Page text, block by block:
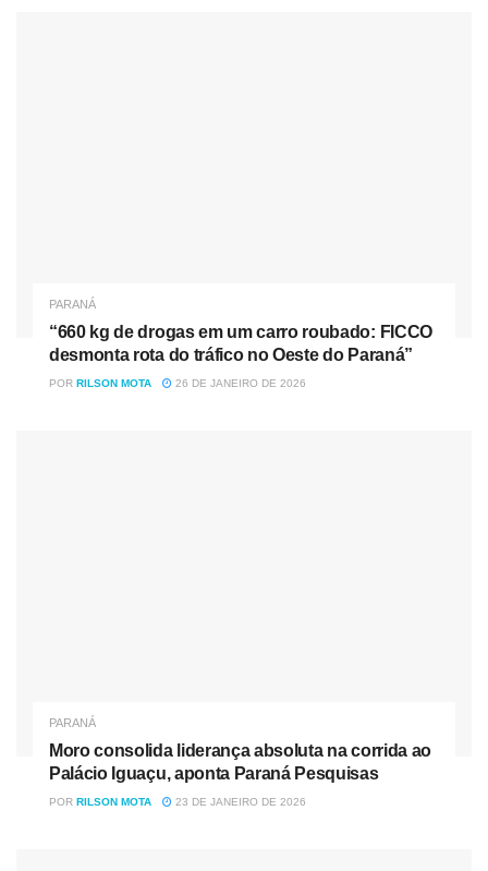
agilidades em caso de se perderem dos pais ou
PARANÁ
“660 kg de drogas em um carro roubado: FICCO
desmonta rota do tráfico no Oeste do Paraná”
POR RILSON MOTA 26 DE JANEIRO DE 2026
PARANÁ
Moro consolida liderança absoluta na corrida ao
Palácio Iguaçu, aponta Paraná Pesquisas
POR RILSON MOTA 23 DE JANEIRO DE 2026